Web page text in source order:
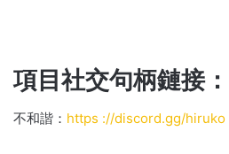
項目社交句柄鏈接：
不和諧： https ://discord.gg/hiruko